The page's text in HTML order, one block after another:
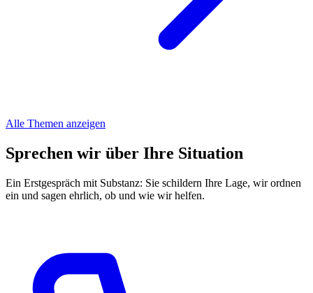
Alle Themen anzeigen
Sprechen wir über Ihre Situation
Ein Erstgespräch mit Substanz: Sie schildern Ihre Lage, wir ordnen
ein und sagen ehrlich, ob und wie wir helfen.